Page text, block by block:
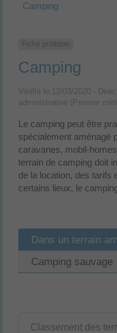
Camping
Fiche pratique
Camping
Vérifié le 12/03/2020 -
administrative (Premier
Le camping peut être
spécialement aménagé
caravanes, mobil-
terrain de camping doit
de la location, des tarifs
certains lieux, le
Dans un terrain
Camping sauvage
Classement des